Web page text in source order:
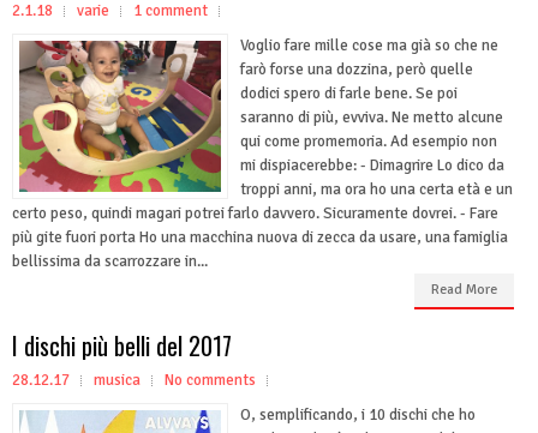
2.1.18 varie
1 comment
Voglio fare mille cose ma già so che ne
farò forse una dozzina, però quelle
dodici spero di farle bene. Se poi
saranno di più, evviva. Ne metto alcune
qui come promemoria. Ad esempio non
mi dispiacerebbe: - Dimagrire Lo dico da
troppi anni, ma ora ho una certa età e un
certo peso, quindi magari potrei farlo davvero. Sicuramente dovrei. - Fare
più gite fuori porta Ho una macchina nuova di zecca da usare, una famiglia
bellissima da scarrozzare in...
Read More
I dischi più belli del 2017
28.12.17 musica
No comments
O, semplificando, i 10 dischi che ho